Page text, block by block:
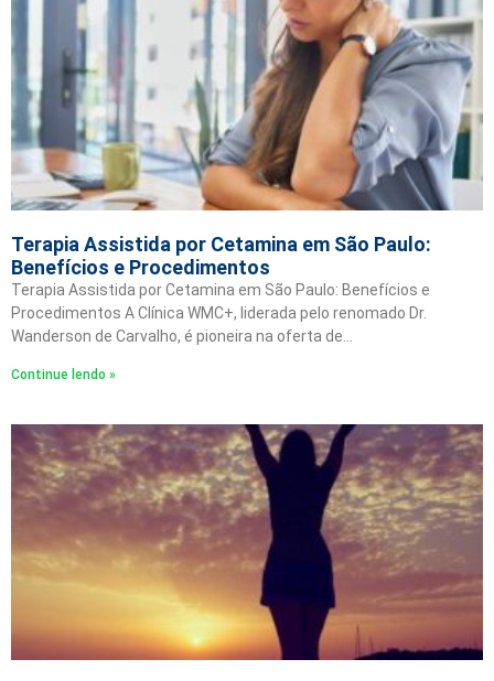
Terapia Assistida por Cetamina em São Paulo:
Benefícios e Procedimentos
Terapia Assistida por Cetamina em São Paulo: Benefícios e
Procedimentos A Clínica WMC+, liderada pelo renomado Dr.
Wanderson de Carvalho, é pioneira na oferta de…
Continue lendo »